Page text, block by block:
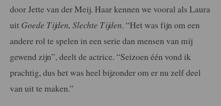
door Jette van der Meij. Haar kennen we vooral als Laura
uit Goede Tijden, Slechte Tijden. “Het was fijn om een
andere rol te spelen in een serie dan mensen van mij
gewend zijn”, deelt de actrice. “Seizoen één vond ik
prachtig, dus het was heel bijzonder om er nu zelf deel
van uit te maken.”